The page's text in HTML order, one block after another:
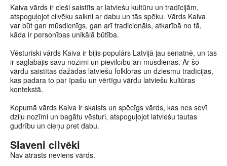
Kaiva vārds ir cieši saistīts ar latviešu kultūru un tradīcijām,
atspoguļojot cilvēku saikni ar dabu un tās spēku. Vārds Kaiva
var būt gan mūsdienīgs, gan arī tradicionāls, atkarībā no tā,
kāda ir personības unikālā būtība.
Vēsturiski vārds Kaiva ir bijis populārs Latvijā jau senatnē, un tas
ir saglabājis savu nozīmi un pievilcību arī mūsdienās. Ar šo
vārdu saistītas dažādas latviešu folkloras un dziesmu tradīcijas,
kas padara to par īpašu un vērtīgu vārdu latviešu kultūras
kontekstā.
Kopumā vārds Kaiva ir skaists un spēcīgs vārds, kas nes sevī
dziļu nozīmi un bagātu vēsturi, atspoguļojot latviešu tautas
gudrību un cieņu pret dabu.
Slaveni cilvēki
Nav atrasts neviens vārds.